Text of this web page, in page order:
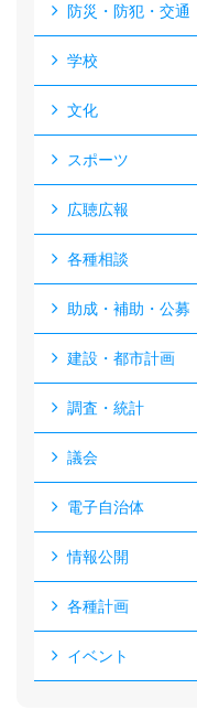
防災・防犯・交通
学校
文化
スポーツ
広聴広報
各種相談
助成・補助・公募
建設・都市計画
調査・統計
議会
電子自治体
情報公開
各種計画
イベント